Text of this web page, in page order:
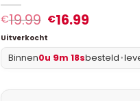
€19.99 €16.99
Uitverkocht
Binnen0u 9m 17sbesteld•